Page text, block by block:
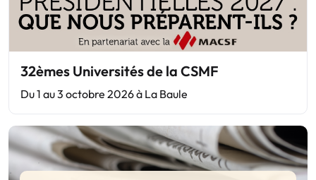
32èmes Universités de la CSMF
Du 1 au 3 octobre 2026 à La Baule